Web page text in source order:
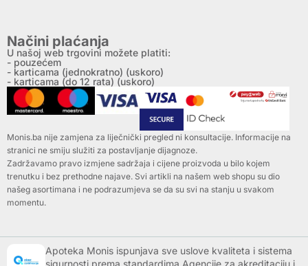
Načini plaćanja
U našoj web trgovini možete platiti:
- pouzećem
- karticama (jednokratno) (uskoro)
- karticama (do 12 rata) (uskoro)
Monis.ba nije zamjena za liječnički pregled ni konsultacije. Informacije na
stranici ne smiju služiti za postavljanje dijagnoze.
Zadržavamo pravo izmjene sadržaja i cijene proizvoda u bilo kojem
trenutku i bez prethodne najave. Svi artikli na našem web shopu su dio
našeg asortimana i ne podrazumjeva se da su svi na stanju u svakom
momentu.
Apoteka Monis ispunjava sve uslove kvaliteta i sistema
sigurnosti prema standardima Agencije za akreditaciju i